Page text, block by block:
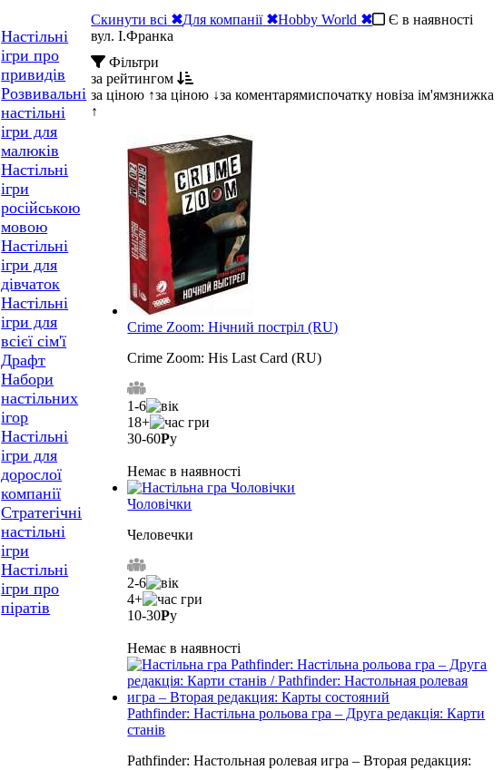
Настільні
ігри про
привидів
Розвивальні
настільні
ігри для
малюків
Настільні
ігри
російською
мовою
Настільні
ігри для
дівчаток
Настільні
ігри для
всієї сім'ї
Драфт
Набори
настільних
ігор
Настільні
ігри для
дорослої
компанії
Стратегічні
настільні
ігри
Настільні
ігри про
піратів
Скинути всі ✖Для компанії ✖Hobby World ✖
Є в наявності
вул. І.Франка
Фільтри
за рейтингом
за ціною ↑за ціною ↓за коментарямиспочатку новіза ім'ямзнижка
↑
Crime Zoom: Нічний постріл (RU)
Crime Zoom: His Last Card (RU)
1-6
18+
30-60Ру
Немає в наявності
Чоловічки
Человечки
2-6
4+
10-30Ру
Немає в наявності
Pathfinder: Настільна рольова гра – Друга редакція: Карти
станів
Pathfinder: Настольная ролевая игра – Вторая редакция: